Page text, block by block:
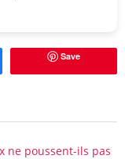
Save
ne poussent-ils pas